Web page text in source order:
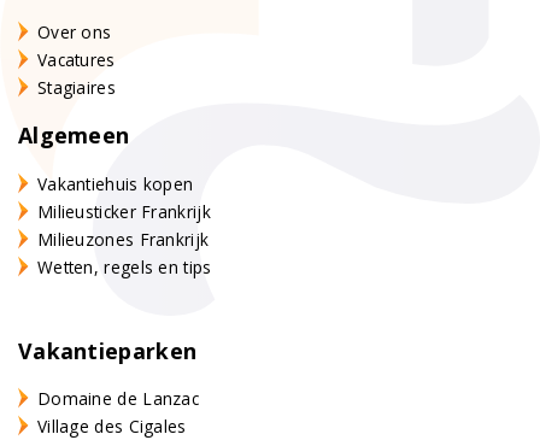
Over ons
Vacatures
Stagiaires
Algemeen
Vakantiehuis kopen
Milieusticker Frankrijk
Milieuzones Frankrijk
Wetten, regels en tips
Vakantieparken
Domaine de Lanzac
Village des Cigales